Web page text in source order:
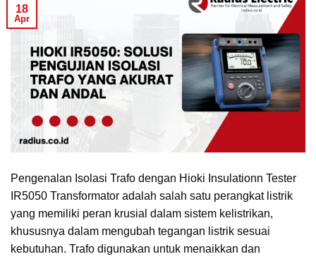
18
Apr
Pengenalan Isolasi Trafo dengan Hioki Insulationn Tester
IR5050 Transformator adalah salah satu perangkat listrik
yang memiliki peran krusial dalam sistem kelistrikan,
khususnya dalam mengubah tegangan listrik sesuai
kebutuhan. Trafo digunakan untuk menaikkan dan